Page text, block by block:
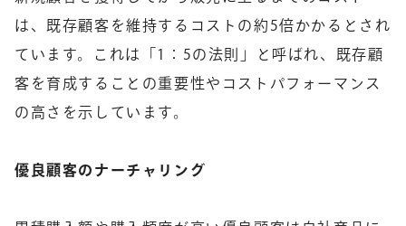
は、既存顧客を維持するコストの約5倍かかるとされ
ています。これは「1：5の法則」と呼ばれ、既存顧
客を育成することの重要性やコストパフォーマンス
の高さを示しています。
優良顧客のナーチャリング